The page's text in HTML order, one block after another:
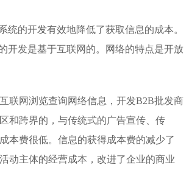
的开发有效地降低了获取信息的成本。
开发是基于互联网的。网络的特点是开放
网浏览查询网络信息，开发B2B批发商
和跨界的，与传统式的广告宣传、传
本费很低。信息的获得成本费的减少了
动主体的经营成本，改进了企业的商业